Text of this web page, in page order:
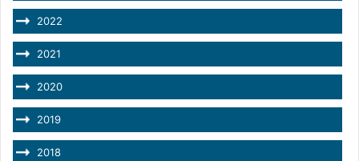
2022
2021
2020
2019
2018